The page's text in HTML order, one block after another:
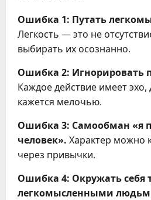
Ошибка 1: Путать
Легкость — это не
выбирать их осознанно.
Ошибка 2: Игнорировать
Каждое действие имеет эхо,
кажется мелочью.
Ошибка 3: Самообман «я
человек». Характер можно
через привычки.
Ошибка 4: Окружать себя
легкомысленными